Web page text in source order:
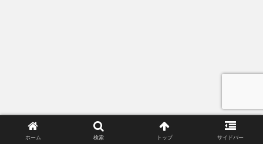
ホーム 検索 トップ サイドバー